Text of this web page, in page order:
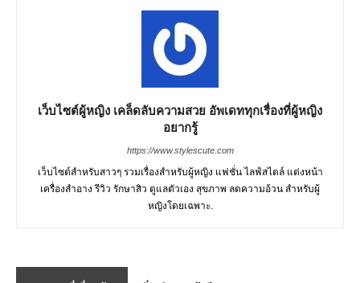
เว็บไซต์ผู้หญิง เคล็ดลับความสวย อัพเดททุกเรื่องที่ผู้หญิง
อยากรู้
https://www.stylescute.com
เว็บไซต์สำหรับสาวๆ รวมเรื่องสำหรับผู้หญิง แฟชั่น ไลฟ์สไตล์ แต่งหน้า
เครื่องสำอาง รีวิว รักษาสิว ดูแลตัวเอง สุขภาพ ลดความอ้วน สำหรับผู้
หญิงโดยเฉพาะ.